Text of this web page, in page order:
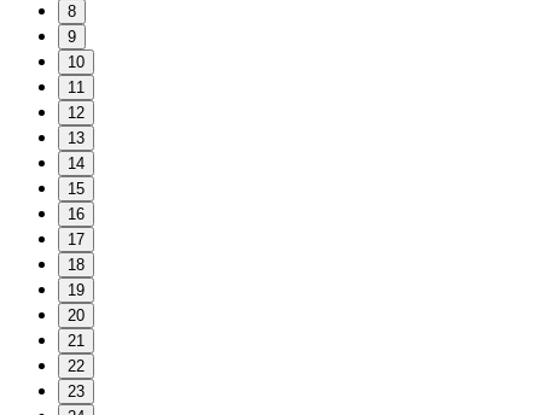
8
9
10
11
12
13
14
15
16
17
18
19
20
21
22
23